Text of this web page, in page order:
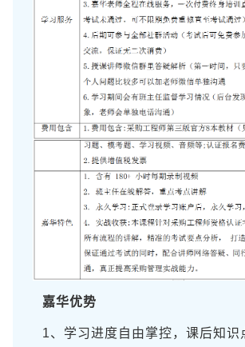
嘉华优势
1、学习进度自由掌控，课后知识